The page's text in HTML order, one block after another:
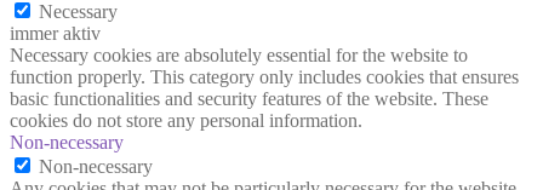
Necessary
immer aktiv
Necessary cookies are absolutely essential for the website to
function properly. This category only includes cookies that ensures
basic functionalities and security features of the website. These
cookies do not store any personal information.
Non-necessary
Non-necessary